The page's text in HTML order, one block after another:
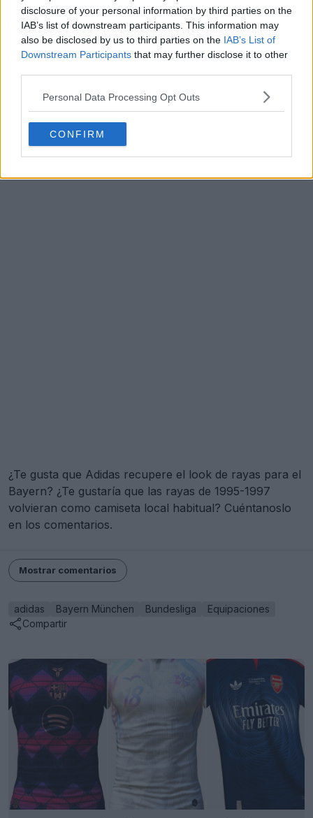
disclosure of your personal information by third parties on the
IAB’s list of downstream participants. This information may
also be disclosed by us to third parties on the IAB’s List of
Downstream Participants that may further disclose it to other
Personal Data Processing Opt Outs
CONFIRM
Los aficionados tendrán que esperar para ver
exactamente cómo Adidas adapta el legendario estilo
de mediados de los 90 a la era moderna.
¿Te gusta que Adidas recupere el look de rayas para el
Bayern? ¿Te gustaría que las rayas de 1995-1997
volvieran como camiseta local habitual? Cuéntanoslo
en los comentarios.
Mostrar comentarios
adidas Bayern München Bundesliga
Equipaciones
Compartir